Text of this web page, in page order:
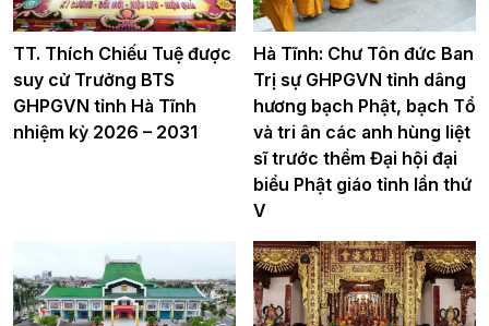
TT. Thích Chiếu Tuệ được
suy cử Trưởng BTS
GHPGVN tỉnh Hà Tĩnh
nhiệm kỳ 2026 – 2031
Hà Tĩnh: Chư Tôn đức Ban
Trị sự GHPGVN tỉnh dâng
hương bạch Phật, bạch Tổ
và tri ân các anh hùng liệt
sĩ trước thềm Đại hội đại
biểu Phật giáo tỉnh lần thứ
V